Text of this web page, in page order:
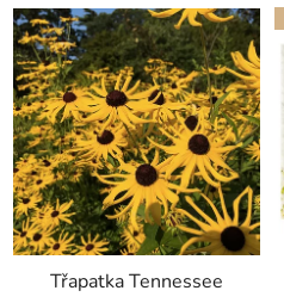
Třapatka Tennessee